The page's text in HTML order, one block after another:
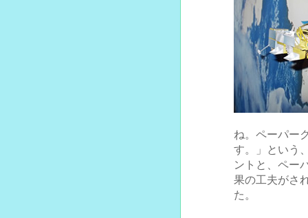
ね。ペーパー
す。」という
ントと、ペー
果の工夫がさ
た。